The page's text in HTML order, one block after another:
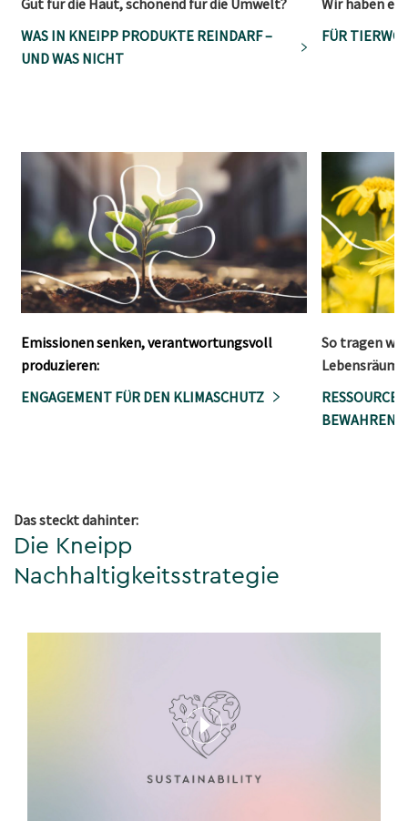
Gut für die Haut, schonend für die Umwelt?
WAS IN KNEIPP PRODUKTE REINDARF –
UND WAS NICHT
Wir haben
FÜR
Emissionen senken, verantwortungsvoll
produzieren:
ENGAGEMENT FÜR DEN KLIMASCHUTZ
So tragen
BEWAHREN
Das steckt dahinter:
Die Kneipp
Nachhaltigkeitsstrategie